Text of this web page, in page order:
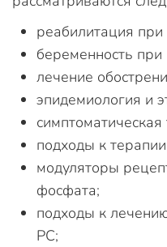
реабилитация
беременность при
лечение
эпидемиология и
подходы к
модуляторы
фосфата;
подходы к
РС;